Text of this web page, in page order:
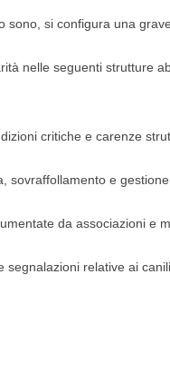
si configura una
nelle seguenti strutture
critiche e carenze
sovraffollamento e gestione
da associazioni e
relative ai